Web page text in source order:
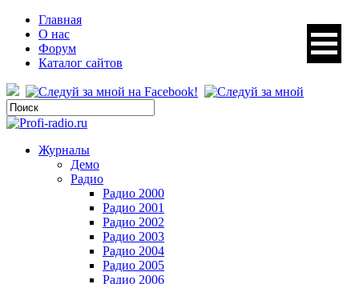
Главная
О нас
Форум
Каталог сайтов
Журналы
Демо
Радио
Радио 2000
Радио 2001
Радио 2002
Радио 2003
Радио 2004
Радио 2005
Радио 2006